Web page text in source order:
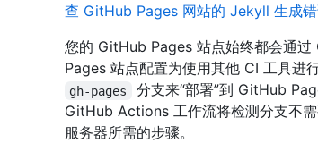
查 GitHub Pages 网站的 Jekyll 生成
您的 GitHub Pages 站点始终都会通
Pages 站点配置为使用其他 CI 工具进
gh-pages 分支来“部署”到 GitHub
GitHub Actions 工作流将检测分支不
服务器所需的步骤。